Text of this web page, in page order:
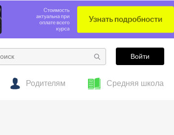
Войти
Родителям Средняя школа